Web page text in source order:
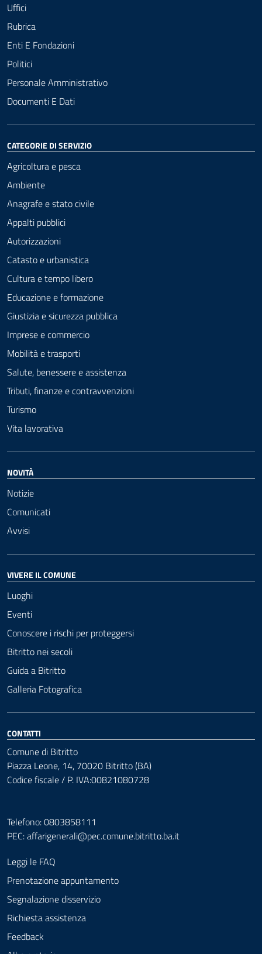
Uffici
Rubrica
Enti E Fondazioni
Politici
Personale Amministrativo
Documenti E Dati
CATEGORIE DI SERVIZIO
Agricoltura e pesca
Ambiente
Anagrafe e stato civile
Appalti pubblici
Autorizzazioni
Catasto e urbanistica
Cultura e tempo libero
Educazione e formazione
Giustizia e sicurezza pubblica
Imprese e commercio
Mobilità e trasporti
Salute, benessere e assistenza
Tributi, finanze e contravvenzioni
Turismo
Vita lavorativa
NOVITÀ
Notizie
Comunicati
Avvisi
VIVERE IL COMUNE
Luoghi
Eventi
Conoscere i rischi per proteggersi
Bitritto nei secoli
Guida a Bitritto
Galleria Fotografica
CONTATTI
Comune di Bitritto
Piazza Leone, 14, 70020 Bitritto (BA)
Codice fiscale / P. IVA:00821080728
Telefono: 0803858111
PEC:affarigenerali@pec.comune.bitritto.ba.it
Leggi le FAQ
Prenotazione appuntamento
Segnalazione disservizio
Richiesta assistenza
Feedback